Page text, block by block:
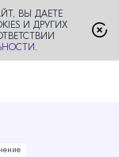
ВЫ ДАЕТЕ
И ДРУГИХ
.